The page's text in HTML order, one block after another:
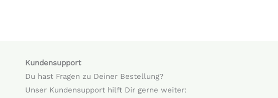
Kundensupport
Du hast Fragen zu Deiner Bestellung?
Unser Kundensupport hilft Dir gerne weiter: